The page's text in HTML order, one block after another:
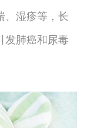
、湿疹等，长
发肺癌和尿毒